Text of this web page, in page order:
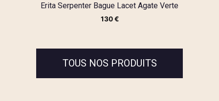
Erita Serpenter Bague Lacet Agate Verte
130€
TOUS NOS PRODUITS